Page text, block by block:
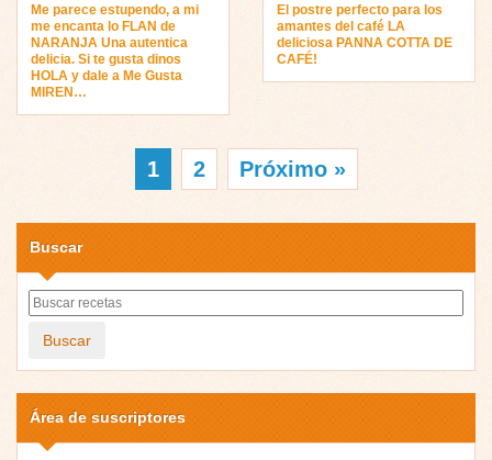
Me parece estupendo, a mi
me encanta lo FLAN de
NARANJA Una autentica
delicia. Si te gusta dinos
HOLA y dale a Me Gusta
MIREN…
El postre perfecto para los
amantes del café LA
deliciosa PANNA COTTA DE
CAFÉ!
1 2 Próximo »
Buscar
Buscar
Área de suscriptores